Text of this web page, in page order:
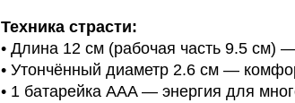
Техника страсти:
• Длина 12 см (рабочая часть 9.5 см)
• Утончённый диаметр 2.6 см —
• 1 батарейка AAA — энергия для